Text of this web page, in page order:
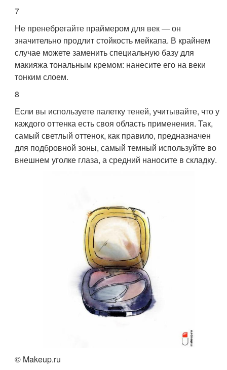
7
Не пренебрегайте праймером для век — он
значительно продлит стойкость мейкапа. В крайнем
случае можете заменить специальную базу для
макияжа тональным кремом: нанесите его на веки
тонким слоем.
8
Если вы используете палетку теней, учитывайте, что у
каждого оттенка есть своя область применения. Так,
самый светлый оттенок, как правило, предназначен
для подбровной зоны, самый темный используйте во
внешнем уголке глаза, а средний наносите в складку.
© Makeup.ru